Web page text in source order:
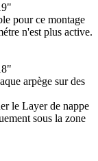
pour ce montage
n'est plus active.
arpège sur des
le Layer de nappe
sous la zone